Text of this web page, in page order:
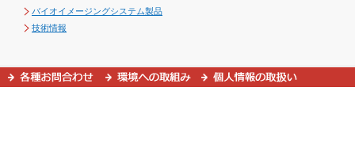
バイオイメージングシステム製品
技術情報